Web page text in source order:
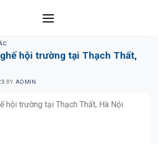
hội trường tại Thạch Thất,
BYADMIN
hội trường tại Thạch Thất, Hà Nội